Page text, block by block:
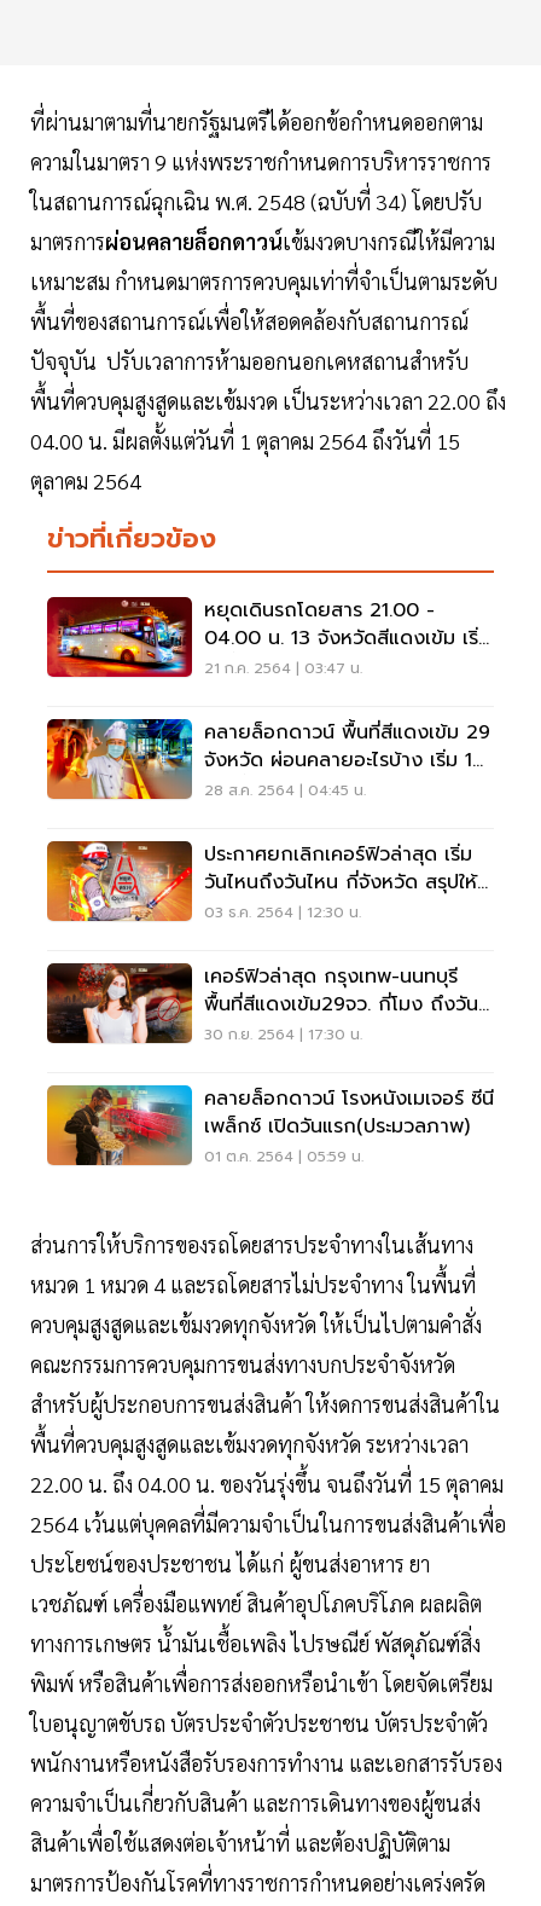
ที่ผ่านมาตามที่นายกรัฐมนตรีได้ออกข้อกำหนดออกตาม
ความในมาตรา 9 แห่งพระราชกำหนดการบริหารราชการ
ในสถานการณ์ฉุกเฉิน พ.ศ. 2548 (ฉบับที่ 34) โดยปรับ
มาตรการผ่อนคลายล็อกดาวน์เข้มงวดบางกรณีให้มีความ
เหมาะสม กำหนดมาตรการควบคุมเท่าที่จำเป็นตามระดับ
พื้นที่ของสถานการณ์เพื่อให้สอดคล้องกับสถานการณ์
ปัจจุบัน ปรับเวลาการห้ามออกนอกเคหสถานสำหรับ
พื้นที่ควบคุมสูงสูดและเข้มงวด เป็นระหว่างเวลา 22.00 ถึง
04.00 น. มีผลตั้งแต่วันที่ 1 ตุลาคม 2564 ถึงวันที่ 15
ตุลาคม 2564
ข่าวที่เกี่ยวข้อง
หยุดเดินรถโดยสาร 21.00 -
04.00 น. 13 จังหวัดสีแดงเข้ม เริ่ม
วันนี้ วันแรก
21 ก.ค. 2564 | 03:47 น.
คลายล็อกดาวน์ พื้นที่สีแดงเข้ม 29
จังหวัด ผ่อนคลายอะไรบ้าง เริ่ม 1
ก.ย.นี้
28 ส.ค. 2564 | 04:45 น.
ประกาศยกเลิกเคอร์ฟิวล่าสุด เริ่ม
วันไหนถึงวันไหน กี่จังหวัด สรุปให้ที่
นี่
03 ธ.ค. 2564 | 12:30 น.
เคอร์ฟิวล่าสุด กรุงเทพ-นนทบุรี
พื้นที่สีแดงเข้ม29จว. กี่โมง ถึงวัน
ไหน
30 ก.ย. 2564 | 17:30 น.
คลายล็อกดาวน์ โรงหนังเมเจอร์ ซีนี
เพล็กซ์ เปิดวันแรก(ประมวลภาพ)
01 ต.ค. 2564 | 05:59 น.
ส่วนการให้บริการของรถโดยสารประจำทางในเส้นทาง
หมวด 1 หมวด 4 และรถโดยสารไม่ประจำทาง ในพื้นที่
ควบคุมสูงสูดและเข้มงวดทุกจังหวัด ให้เป็นไปตามคำสั่ง
คณะกรรมการควบคุมการขนส่งทางบกประจำจังหวัด
สำหรับผู้ประกอบการขนส่งสินค้า ให้งดการขนส่งสินค้าใน
พื้นที่ควบคุมสูงสูดและเข้มงวดทุกจังหวัด ระหว่างเวลา
22.00 น. ถึง 04.00 น. ของวันรุ่งขึ้น จนถึงวันที่ 15 ตุลาคม
2564 เว้นแต่บุคคลที่มีความจำเป็นในการขนส่งสินค้าเพื่อ
ประโยชน์ของประชาชน ได้แก่ ผู้ขนส่งอาหาร ยา
เวชภัณฑ์ เครื่องมือแพทย์ สินค้าอุปโภคบริโภค ผลผลิต
ทางการเกษตร น้ำมันเชื้อเพลิง ไปรษณีย์ พัสดุภัณฑ์สิ่ง
พิมพ์ หรือสินค้าเพื่อการส่งออกหรือนำเข้า โดยจัดเตรียม
ใบอนุญาตขับรถ บัตรประจำตัวประชาชน บัตรประจำตัว
พนักงานหรือหนังสือรับรองการทำงาน และเอกสารรับรอง
ความจำเป็นเกี่ยวกับสินค้า และการเดินทางของผู้ขนส่ง
สินค้าเพื่อใช้แสดงต่อเจ้าหน้าที่ และต้องปฏิบัติตาม
มาตรการป้องกันโรคที่ทางราชการกำหนดอย่างเคร่งครัด